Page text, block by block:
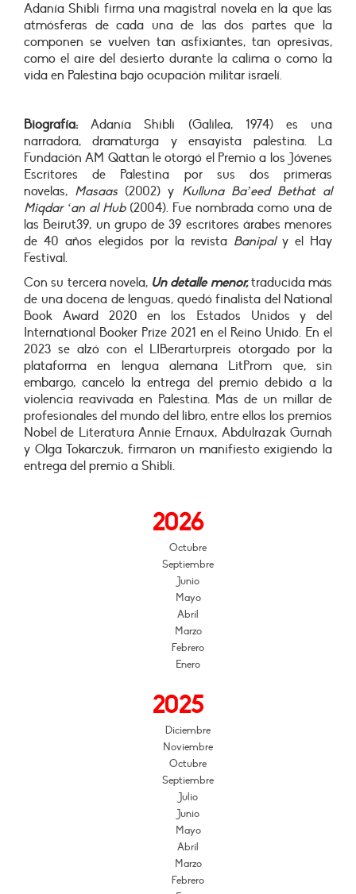
Adanía Shibli firma una magistral novela en la que las
atmósferas de cada una de las dos partes que la
componen se vuelven tan asfixiantes, tan opresivas,
como el aire del desierto durante la calima o como la
vida en Palestina bajo ocupación militar israelí.
Biografía:Adanía Shibli
(Galilea, 1974) es una
narradora, dramaturga y ensayista palestina. La
Fundación AM Qattan le otorgó el Premio a los Jóvenes
Escritores de Palestina por sus dos primeras
novelas, Masaas (2002) y Kulluna Ba’eed Bethat al
Miqdar ‘an al Hub (2004). Fue nombrada como una de
las Beirut39, un grupo de 39 escritores árabes menores
de 40 años elegidos por la revista Banipaly el Hay
Festival.
Con su tercera novela, Un detalle menor,traducida más
de una docena de lenguas, quedó finalista del National
Book Award 2020 en los Estados Unidos y del
International Booker Prize 2021 en el Reino Unido. En el
2023 se alzó con el LIBerarturpreis otorgado por la
plataforma en lengua alemana LitProm que, sin
embargo, canceló la entrega del premio debido a la
violencia reavivada en Palestina. Más de un millar de
profesionales del mundo del libro, entre ellos los premios
Nobel de Literatura Annie Ernaux, Abdulrazak Gurnah
y Olga Tokarczuk, firmaron un manifiesto exigiendo la
entrega del premio a Shibli.
2026
Octubre
Septiembre
Junio
Mayo
Abril
Marzo
Febrero
Enero
2025
Diciembre
Noviembre
Octubre
Septiembre
Julio
Junio
Mayo
Abril
Marzo
Febrero